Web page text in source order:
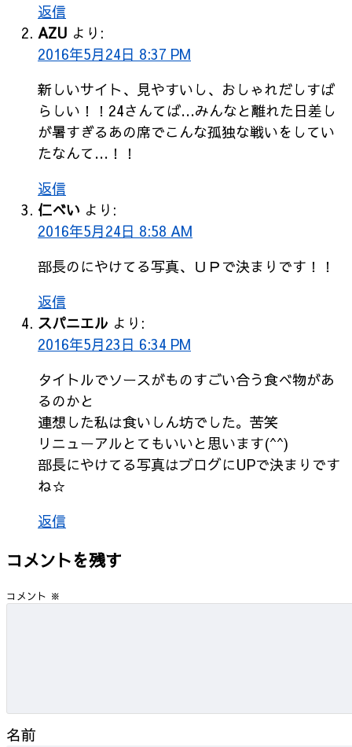
返信
AZU より:
2016年5月24日 8:37 PM
新しいサイト、見やすいし、おしゃれだしすば
らしい！！24さんてば…みんなと離れた日差し
が暑すぎるあの席でこんな孤独な戦いをしてい
たなんて…！！
返信
仁べい より:
2016年5月24日 8:58 AM
部長のにやけてる写真、ＵＰで決まりです！！
返信
スパニエル より:
2016年5月23日 6:34 PM
タイトルでソースがものすごい合う食べ物があ
るのかと
連想した私は食いしん坊でした。苦笑
リニューアルとてもいいと思います(^^)
部長にやけてる写真はブログにUPで決まりです
ね☆
返信
コメントを残す
コメント ※
名前